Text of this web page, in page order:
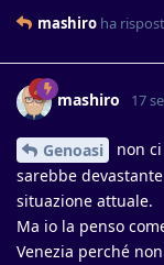
mashiro ha
mashiro 17
Genoasi
non
sarebbe
situazione attuale.
Ma io la penso
Venezia perché